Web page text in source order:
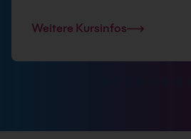
Weitere Kursinfos